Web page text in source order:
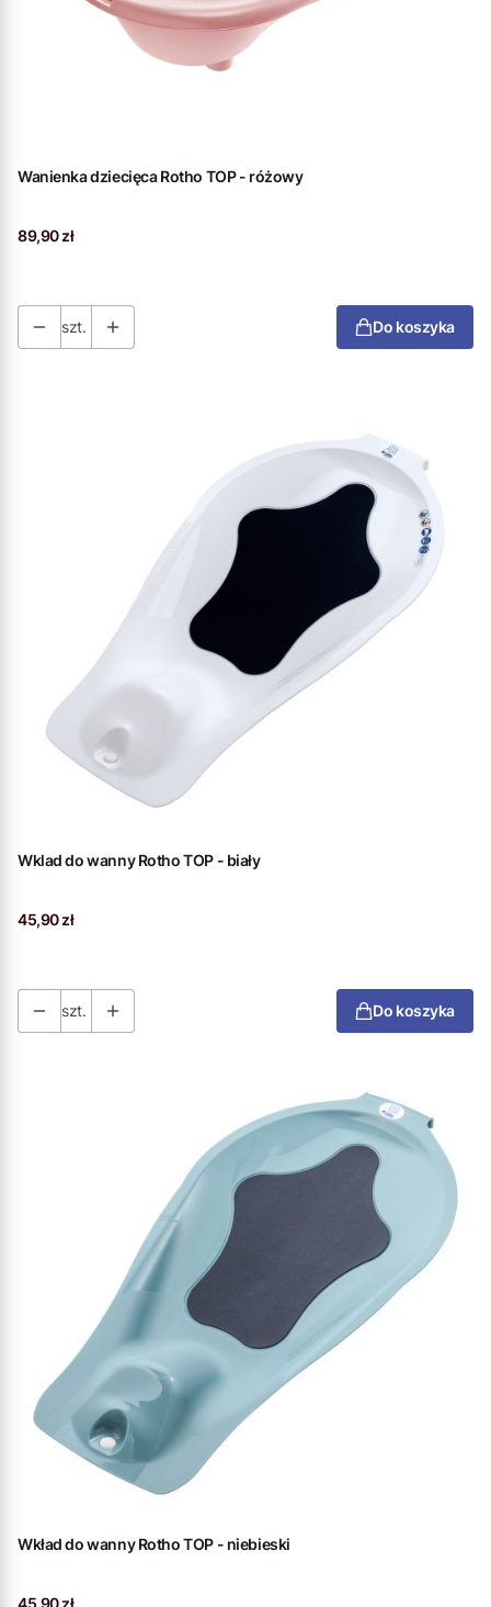
Wanienka dziecięca Rotho TOP - różowy
Cena
89,90 zł
szt. Do koszyka
Wklad do wanny Rotho TOP - biały
Cena
45,90 zł
szt. Do koszyka
Wkład do wanny Rotho TOP - niebieski
Cena
45,90 zł